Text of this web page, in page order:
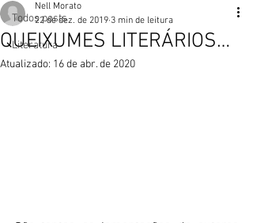
Todos posts
Literatura
QUEIXUMES LITERÁRIOS…
Nell Morato
22 de dez. de 2019 3 min de leitura
Atualizado: 16 de abr. de 2020